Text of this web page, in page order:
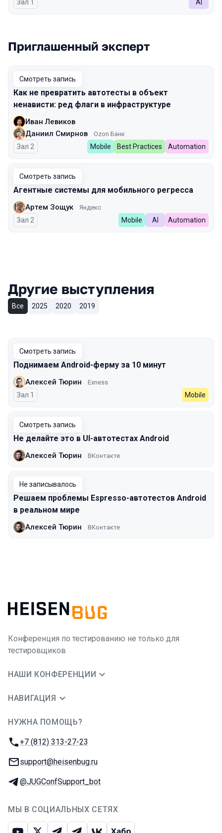
Зал 1 AI
Приглашенный эксперт
Смотреть запись
Как не превратить автотесты в объект
ненависти: ред флаги в инфраструктуре
Иван Левиков
Даниил Смирнов
Ozon Банк
Зал 2 Mobile Best Practices Automation
Смотреть запись
Агентные системы для мобильного регресса
Артем Зощук Яндекс
Зал 2 Mobile AI Automation
Другие выступления
Все 2025 2020 2019
Смотреть запись
Поднимаем Android-ферму за 10 минут
Алексей Тюрин Exness
Зал 1 Mobile
Смотреть запись
Не делайте это в UI-автотестах Android
Алексей Тюрин ВКонтакте
Не записывалось
Решаем проблемы Espresso-автотестов Android
в реальном мире
Алексей Тюрин ВКонтакте
Конференция по тестированию не только для
тестировщиков
НАШИ КОНФЕРЕНЦИИ
НАВИГАЦИЯ
НУЖНА ПОМОЩЬ?
Телефон:
+7 (812) 313-27-23
E-mail:
support@heisenbug.ru
Телеграм:
@JUGConfSupport_bot
МЫ В СОЦИАЛЬНЫХ СЕТЯХ